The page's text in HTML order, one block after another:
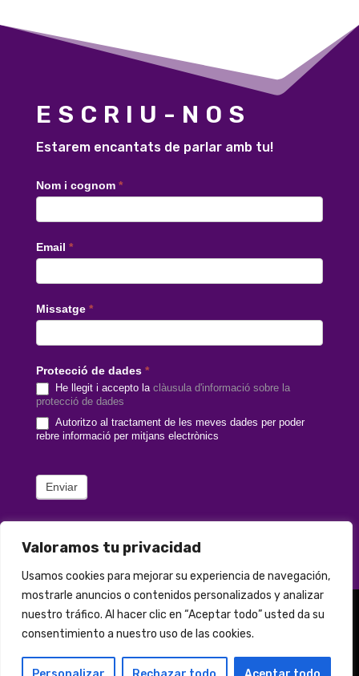
Valoramos tu privacidad
Usamos cookies para mejorar su experiencia de navegación,
mostrarle anuncios o contenidos personalizados y analizar
nuestro tráfico. Al hacer clic en “Aceptar todo” usted da su
consentimiento a nuestro uso de las cookies.
ESCRIU-NOS
Estarem encantats de parlar amb tu!
Contacte
català
Nom i cognom *
Email *
Missatge *
Protecció de dades *
He llegit i accepto la clàusula d'informació sobre la
protecció de dades
Autoritzo al tractament de les meves dades per poder
rebre informació per mitjans electrònics
Enviar
© 2020 Copyright by Media Needs.
| Tots els drets reservats |Nota legal|Info